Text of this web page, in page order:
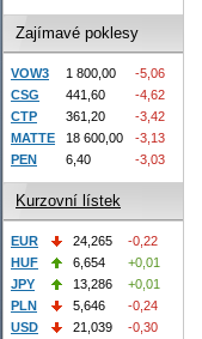
Zajímavé poklesy
VOW3 1 800,00
-5,06
CSG
441,60
-4,62
CTP
361,20
-3,42
MATTE
18 600,00
-3,13
PEN
6,40 -3,03
Kurzovní lístek
EUR 24,265
-0,22
HUF
6,654
+0,01
JPY
13,286
+0,01
PLN
5,646
-0,24
USD
21,039 -0,30